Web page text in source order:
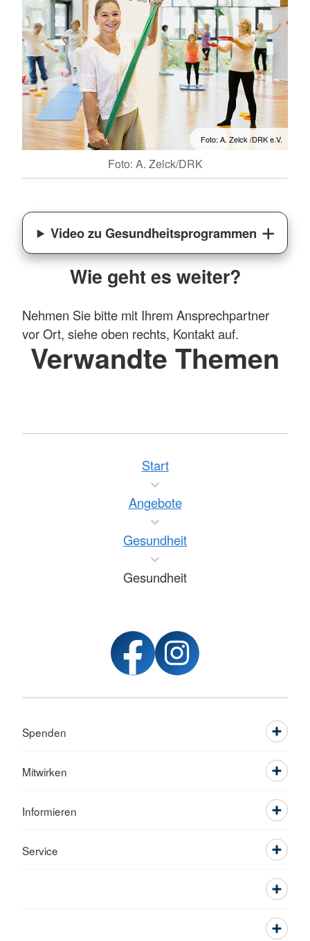
Foto: A. Zelck /DRK e.V.
Foto: A. Zelck/DRK
Video zu Gesundheitsprogrammen
Wie geht es weiter?
Nehmen Sie bitte mit Ihrem Ansprechpartner
vor Ort, siehe oben rechts, Kontakt auf.
Verwandte Themen
Start
Angebote
Gesundheit
Gesundheit
Spenden
Mitwirken
Informieren
Service